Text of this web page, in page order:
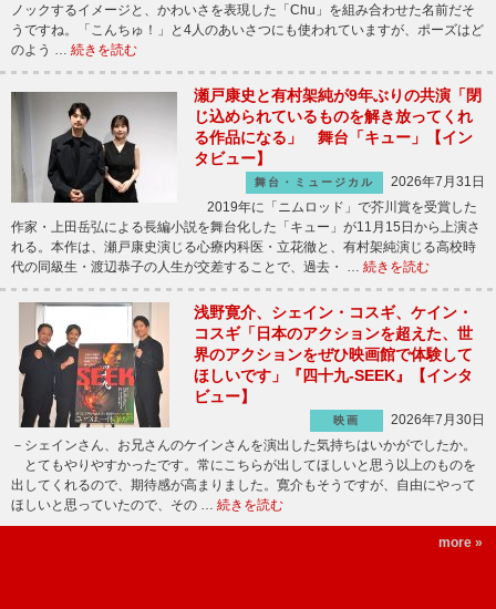
ノックするイメージと、かわいさを表現した「Chu」を組み合わせた名前だそ
うですね。「こんちゅ！」と4人のあいさつにも使われていますが、ポーズはど
のよう … 続きを読む
瀬戸康史と有村架純が9年ぶりの共演「閉
じ込められているものを解き放ってくれ
る作品になる」 舞台「キュー」【イン
タビュー】
舞台・ミュージカル
2026年7月31日
2019年に「ニムロッド」で芥川賞を受賞した
作家・上田岳弘による長編小説を舞台化した「キュー」が11月15日から上演さ
れる。本作は、瀬戸康史演じる心療内科医・立花徹と、有村架純演じる高校時
代の同級生・渡辺恭子の人生が交差することで、過去・ … 続きを読む
浅野寛介、シェイン・コスギ、ケイン・
コスギ「日本のアクションを超えた、世
界のアクションをぜひ映画館で体験して
ほしいです」『四十九-SEEK』【インタ
ビュー】
映画
2026年7月30日
－シェインさん、お兄さんのケインさんを演出した気持ちはいかがでしたか。
とてもやりやすかったです。常にこちらが出してほしいと思う以上のものを
出してくれるので、期待感が高まりました。寛介もそうですが、自由にやって
ほしいと思っていたので、その … 続きを読む
more »